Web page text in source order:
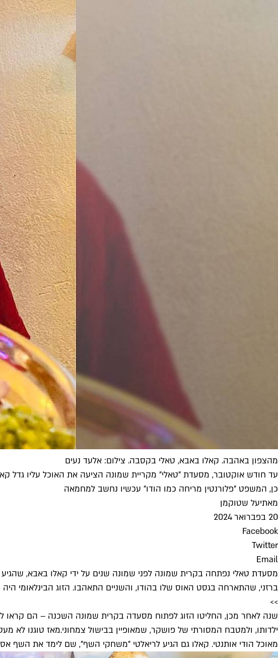
מהצפון באהבה. קאלו באבא, טאלי בקסבה. צילום: אלעד נעים
עד חודש אוקטובר, מסעדת "טאלי" מקריית שמונה הציעה את האוכל עליו
כן, המשפט "פלורנטין מריחה כמו הודו" עכשיו נחשב למחמאה
מאתיעל שטוקמן
20 בפברואר 2024
Facebook
Twitter
Email
מסעדת טאלי נפתחה בקרית שמונה לפני שמונה שנים על ידי קאלו באבא,
ברזני, שהתארחה בגסט האוס שלו בהודו, והשניים התאהבו. הזוג הבינלאומי
>>
שנה לאחר מכן, החליטו הזוג לפתוח מסעדה בקרית שמונה השכנה – הם
ילדותו, ולמטבח המסורתי של פושקר, שמאופיין בבישול צמחוני.מאז טוגנו לא
מאוכל הודי אותנטי. קאלו גם הגיע לריאלטי "משחקי השף", שם לימד את השף